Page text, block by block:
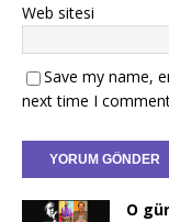
Web sitesi
Save my name,
next time I
O